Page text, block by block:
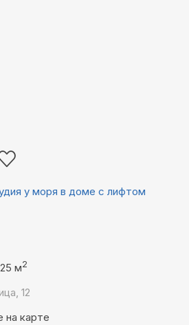
у моря в доме с лифтом
м2
12
на карте